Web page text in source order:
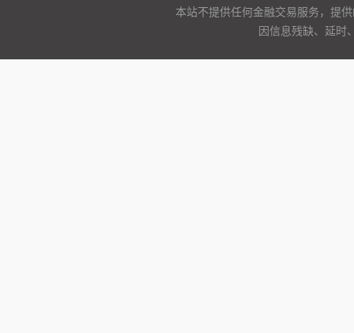
本站不提供任何金融交易服务，提
因信息残缺、延时